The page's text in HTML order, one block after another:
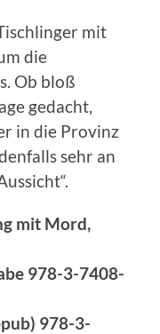
mit
die
Ob bloß
gedacht,
in die Provinz
sehr an
mit Mord,
978-3-7408-
978-3-